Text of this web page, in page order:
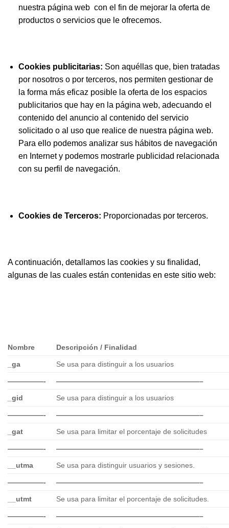
nuestra página web con el fin de mejorar la oferta de
productos o servicios que le ofrecemos.
Cookies publicitarias: Son aquéllas que, bien tratadas
por nosotros o por terceros, nos permiten gestionar de
la forma más eficaz posible la oferta de los espacios
publicitarios que hay en la página web, adecuando el
contenido del anuncio al contenido del servicio
solicitado o al uso que realice de nuestra página web.
Para ello podemos analizar sus hábitos de navegación
en Internet y podemos mostrarle publicidad relacionada
con su perfil de navegación.
Cookies de Terceros: Proporcionadas por terceros.
A continuación, detallamos las cookies y su finalidad,
algunas de las cuales están contenidas en este sitio web:
Nombre Descripción / Finalidad
_ga Se usa para distinguir a los usuarios
—————- ————————————————————–
_gid Se usa para distinguir a los usuarios
—————- ————————————————————–
_gat Se usa para limitar el porcentaje de solicitudes
—————- ————————————————————–
__utma Se usa para distinguir usuarios y sesiones.
—————- ————————————————————–
__utmt Se usa para limitar el porcentaje de solicitudes.
—————- ————————————————————–